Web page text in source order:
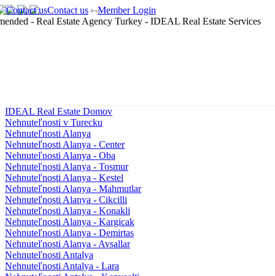
Contact us Member Login
IDEAL Real Estate Domov
Nehnuteľnosti v Turecku
Nehnuteľnosti Alanya
Nehnuteľnosti Alanya - Center
Nehnuteľnosti Alanya - Oba
Nehnuteľnosti Alanya - Tosmur
Nehnuteľnosti Alanya - Kestel
Nehnuteľnosti Alanya - Mahmutlar
Nehnuteľnosti Alanya - Cikcilli
Nehnuteľnosti Alanya - Konakli
Nehnuteľnosti Alanya - Kargicak
Nehnuteľnosti Alanya - Demirtas
Nehnuteľnosti Alanya - Avsallar
Nehnuteľnosti Antalya
Nehnuteľnosti Antalya - Lara